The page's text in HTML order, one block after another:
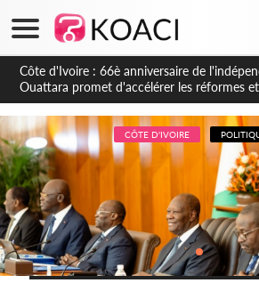
Côte d'Ivoire : À Abidjan, Amadou Oury
ivoirien et veut s'en inspirer pour accélérer
de la Guinée
CÔTE D'IVOIRE